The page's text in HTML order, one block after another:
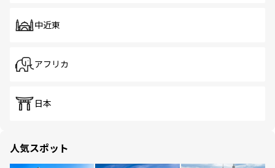
中近東
アフリカ
日本
人気スポット